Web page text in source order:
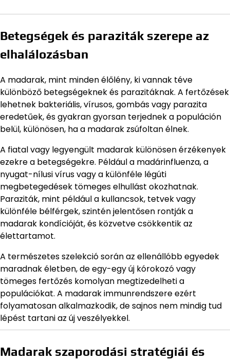
Betegségek és paraziták szerepe az
elhalálozásban
A madarak, mint minden élőlény, ki vannak téve
különböző betegségeknek és parazitáknak. A fertőzések
lehetnek bakteriális, vírusos, gombás vagy parazita
eredetűek, és gyakran gyorsan terjednek a populáción
belül, különösen, ha a madarak zsúfoltan élnek.
A fiatal vagy legyengült madarak különösen érzékenyek
ezekre a betegségekre. Például a madárinfluenza, a
nyugat-nílusi vírus vagy a különféle légúti
megbetegedések tömeges elhullást okozhatnak.
Paraziták, mint például a kullancsok, tetvek vagy
különféle bélférgek, szintén jelentősen rontják a
madarak kondícióját, és közvetve csökkentik az
élettartamot.
A természetes szelekció során az ellenállóbb egyedek
maradnak életben, de egy-egy új kórokozó vagy
tömeges fertőzés komolyan megtizedelheti a
populációkat. A madarak immunrendszere ezért
folyamatosan alkalmazkodik, de sajnos nem mindig tud
lépést tartani az új veszélyekkel.
Madarak szaporodási stratégiái és